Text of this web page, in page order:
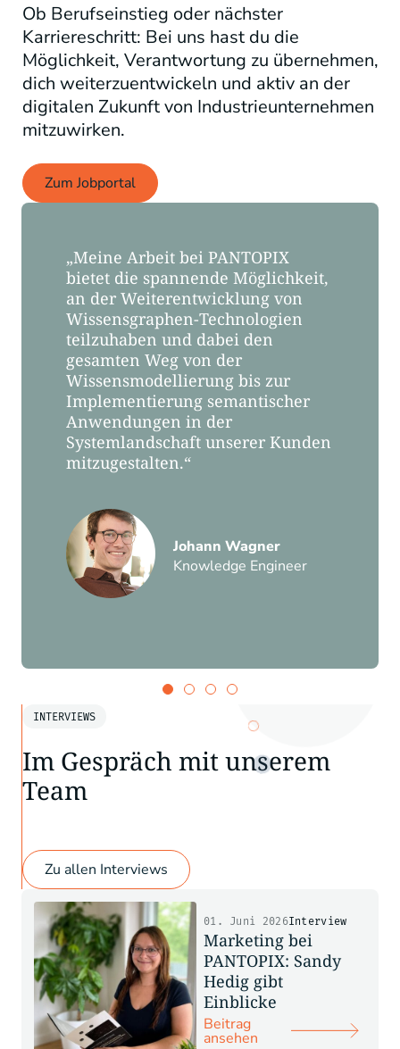
Ob Berufseinstieg oder nächster
Karriereschritt: Bei uns hast du die
Möglichkeit, Verantwortung zu übernehmen,
dich weiterzuentwickeln und aktiv an der
digitalen Zukunft von Industrieunternehmen
mitzuwirken.
Zum Jobportal
„Meine Arbeit bei PANTOPIX
bietet die spannende Möglichkeit,
an der Weiterentwicklung von
Wissensgraphen-Technologien
teilzuhaben und dabei den
gesamten Weg von der
Wissensmodellierung bis zur
Implementierung semantischer
Anwendungen in der
Systemlandschaft unserer Kunden
mitzugestalten.“
Johann Wagner
Knowledge Engineer
INTERVIEWS
Im Gespräch mit unserem
Team
Zu allen Interviews
Interview
01. Juni 2026
Marketing bei
PANTOPIX: Sandy
Hedig gibt
Einblicke
Beitrag
ansehen